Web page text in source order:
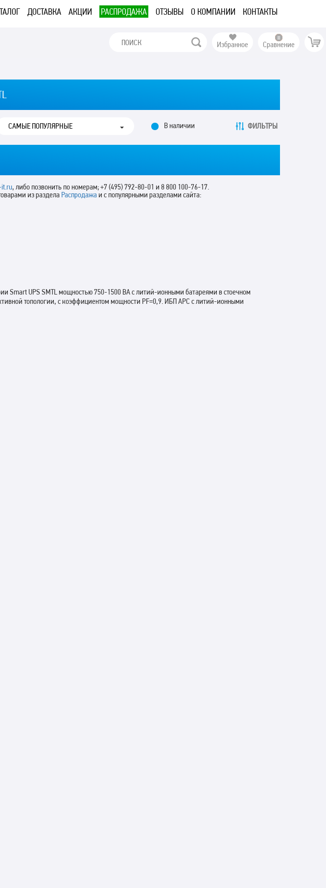
ДОСТАВКА АКЦИИ РАСПРОДАЖА ОТЗЫВЫ О КОМПАНИИ КОНТАКТЫ
Избранное Сравнение
В наличии ФИЛЬТРЫ
, либо позвонить по номерам; +7 (495) 792-80-01 и 8 800 100-76-17.
из раздела Распродажа и с популярными разделами сайта:
Smart UPS SMTL мощностью 750-1500 ВА с литий-ионными батареями в стоечном
топологии, c коэффициентом мощности PF=0,9. ИБП APC с литий-ионными